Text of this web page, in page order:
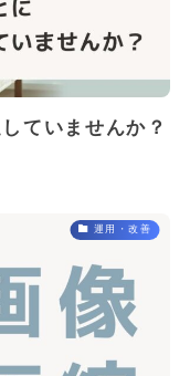
ていませんか？
運用・改善